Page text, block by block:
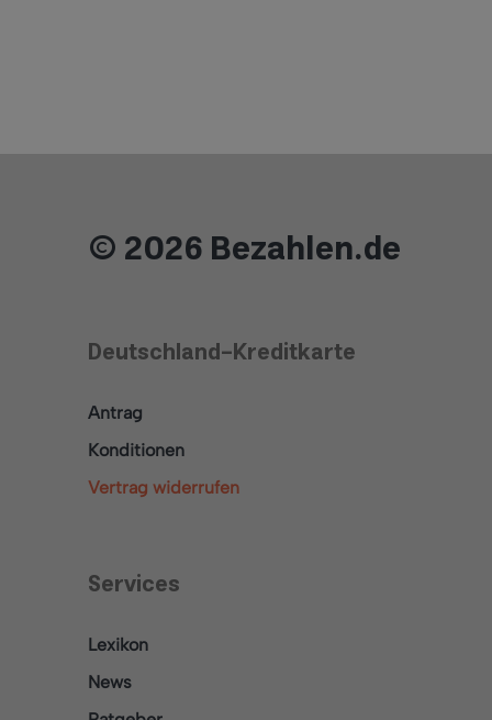
© 2026 Bezahlen.de
Deutschland-Kreditkarte
Antrag
Konditionen
Vertrag widerrufen
Services
Lexikon
News